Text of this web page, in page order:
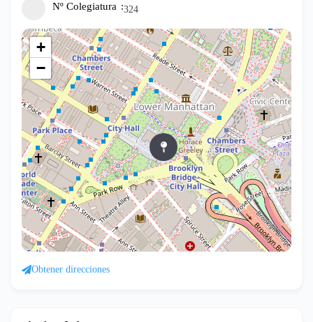
Nº Colegiatura 324
+
−
Obtener direcciones